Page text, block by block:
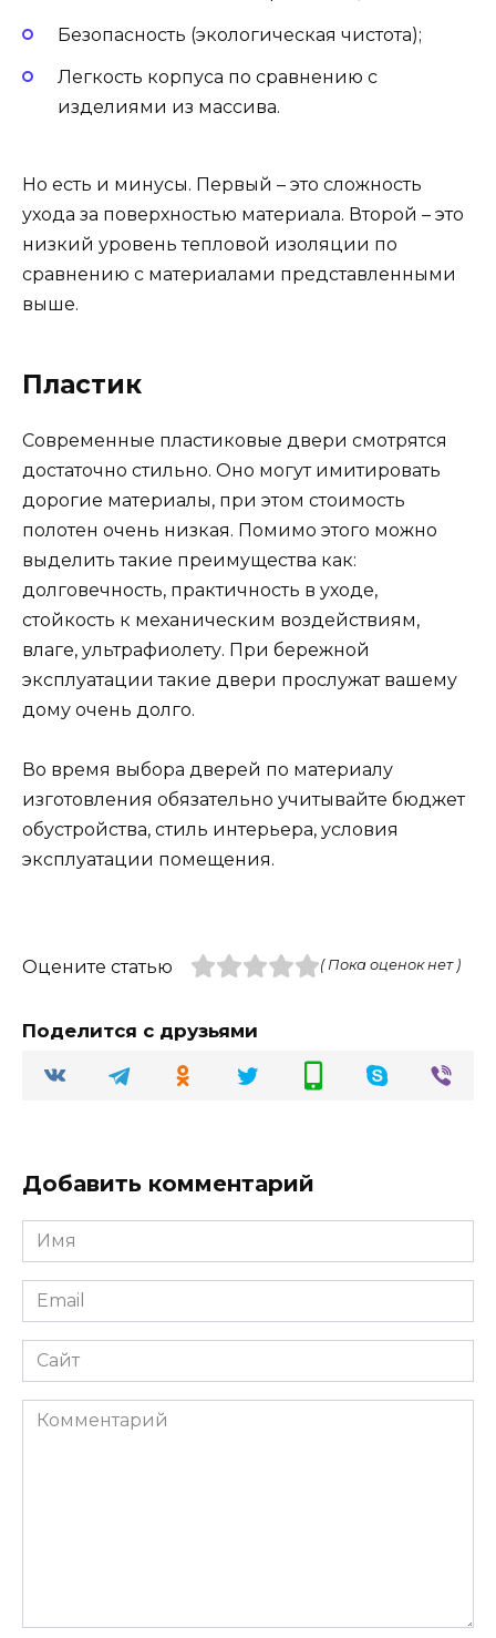
Безопасность (экологическая чистота);
Легкость корпуса по сравнению с
изделиями из массива.
Но есть и минусы. Первый – это сложность
ухода за поверхностью материала. Второй – это
низкий уровень тепловой изоляции по
сравнению с материалами представленными
выше.
Пластик
Современные пластиковые двери смотрятся
достаточно стильно. Оно могут имитировать
дорогие материалы, при этом стоимость
полотен очень низкая. Помимо этого можно
выделить такие преимущества как:
долговечность, практичность в уходе,
стойкость к механическим воздействиям,
влаге, ультрафиолету. При бережной
эксплуатации такие двери прослужат вашему
дому очень долго.
Во время выбора дверей по материалу
изготовления обязательно учитывайте бюджет
обустройства, стиль интерьера, условия
эксплуатации помещения.
Оцените статью ( Пока оценок нет )
Поделится с друзьями
Добавить комментарий
Имя
Email
Сайт
Комментарий